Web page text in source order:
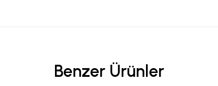
Benzer Ürünler